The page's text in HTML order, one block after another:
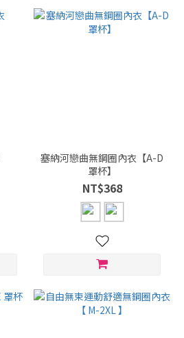
塞納河戀曲無鋼圈內衣【A-D
罩杯】
NT$368